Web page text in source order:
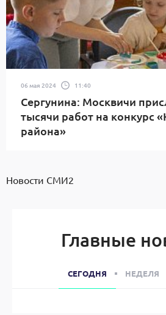
06 мая 2024 11:40
Сергунина: Москвичи
тысячи работ на конкурс
района»
Новости СМИ2
Главные
СЕГОДНЯ НЕДЕЛЯ